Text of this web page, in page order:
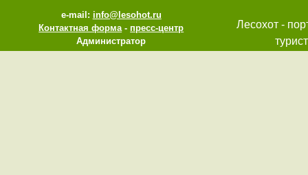
e-mail: info@lesohot.ru
Контактная форма-пресс-центр
Администратор
Лесохот -